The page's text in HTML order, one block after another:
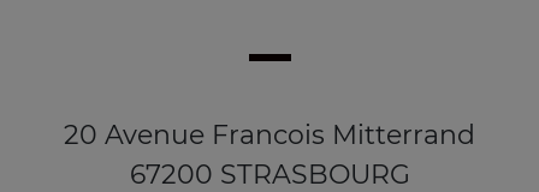
20 Avenue Francois Mitterrand
67200 STRASBOURG